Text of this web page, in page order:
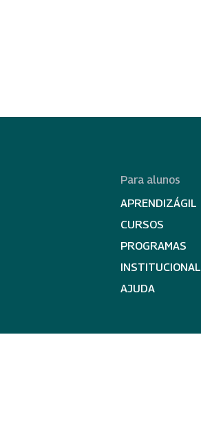
Para alunos
APRENDIZÁGIL
CURSOS
PROGRAMAS
INSTITUCIONAL
AJUDA